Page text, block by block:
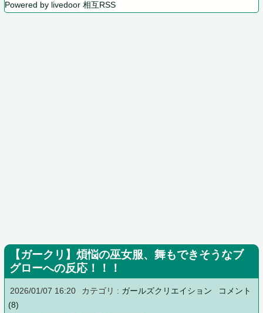
Powered by livedoor 相互RSS
【ガークリ】煩悩の巫女服、舞もできそうなブ
グローへの反応！！！
2026/01/07 16:20 カテゴリ : ガールズクリエイション
コメント
(8)